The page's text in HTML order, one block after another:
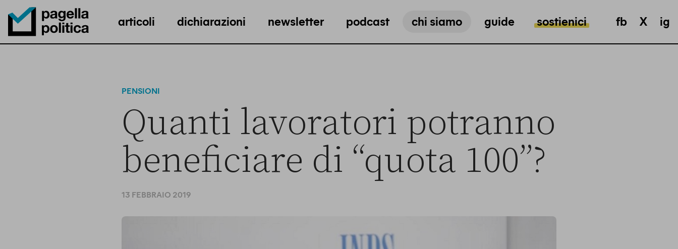
Pagella Politica Logo
articoli dichiarazioni newsletter podcast chi siamo guide sostienici fb X ig
PENSIONI
Quanti lavoratori potranno
beneficiare di “quota 100”?
13 FEBBRAIO 2019